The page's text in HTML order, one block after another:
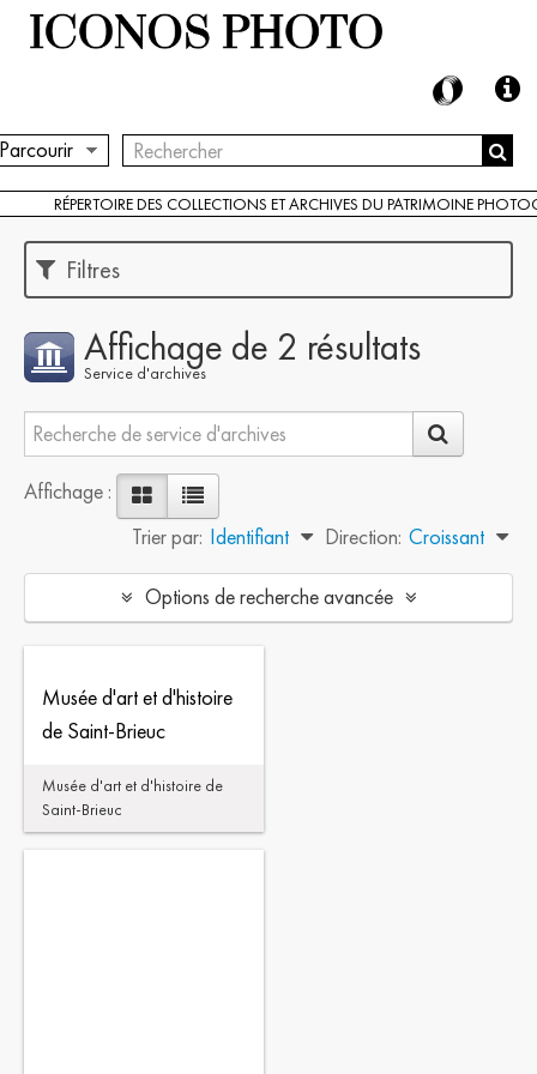
RÉPERTOIRE DES COLLECTIONS ET ARCHIVES DU PATRIMOINE
Filtres
Affichage de 2 résultats
Service d'archives
Affichage :
Trier par: Identifiant Direction: Croissant
Options de recherche avancée
Musée d'art et d'histoire
de Saint-Brieuc
Musée d'art et d'histoire de
Saint-Brieuc